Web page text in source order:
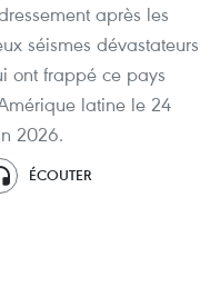
après les
séismes dévastateurs
ont frappé ce pays
latine le 24
2026.
ÉCOUTER